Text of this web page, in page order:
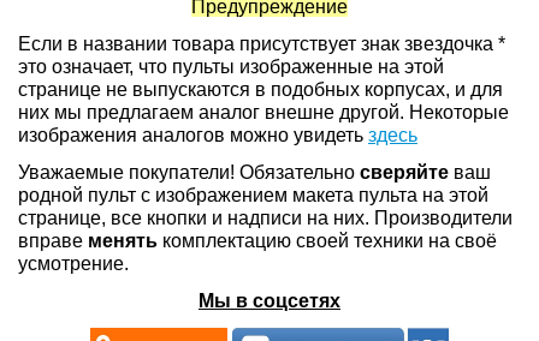
Предупреждение
Если в названии товара присутствует знак звездочка *
это означает, что пульты изображенные на этой
странице не выпускаются в подобных корпусах, и для
них мы предлагаем аналог внешне другой. Некоторые
изображения аналогов можно увидеть здесь
Уважаемые покупатели! Обязательно сверяйте ваш
родной пульт с изображением макета пульта на этой
странице, все кнопки и надписи на них. Производители
вправе менять комплектацию своей техники на своё
усмотрение.
Мы в соцсетях